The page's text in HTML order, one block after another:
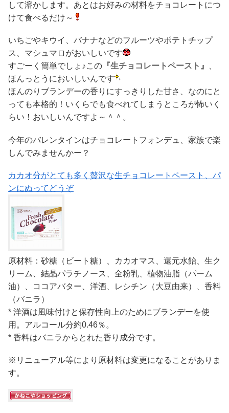
して溶かします。あとはお好みの材料をチョコレートにつ
けて食べるだけ～
いちごやキウイ、バナナなどのフルーツやポテトチップ
ス、マシュマロがおいしいです
すごーく簡単でしょ♪この 『生チョコレートペースト』
ほんっとうにおいしいんです
ほんのりブランデーの香りにすっきりした甘さ、なのにと
っても本格的！いくらでも食べれてしまうところが怖いく
らい！おいしいんですよ～＾＾。
今年のバレンタインはチョコレートフォンデュ、家族で楽
しんでみませんかー？
カカオ分がとても多く贅沢な生チョコレートペースト、パ
ンにぬってどうぞ
原材料：砂糖（ビート糖）、カカオマス、還元水飴、生ク
リーム、結晶パラチノース、全粉乳、植物油脂（パーム
油）、ココアバター、洋酒、レシチン（大豆由来）、香料
（バニラ）
* 洋酒は風味付けと保存性向上のためにブランデーを使
用。アルコール分約0.46％。
* 香料はバニラからとれた香り成分です。
※リニューアル等により原材料は変更になることがありま
す。